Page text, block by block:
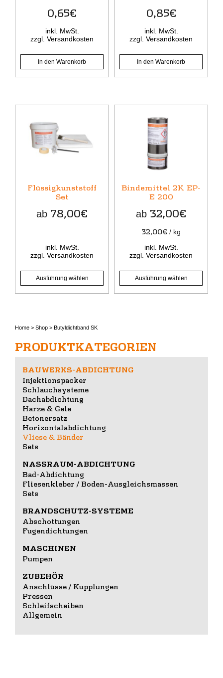
0,65€
inkl. MwSt.
zzgl. Versandkosten
In den Warenkorb
0,85€
inkl. MwSt.
zzgl. Versandkosten
In den Warenkorb
Flüssigkunststoff
Set
ab 78,00€
inkl. MwSt.
zzgl. Versandkosten
Ausführung wählen
Produkt
weist
mehrere
werden
Bindemittel 2K EP-
E 200
ab 32,00€
32,00€ / kg
inkl. MwSt.
zzgl. Versandkosten
Ausführung wählen
Varianten
Produktseite
werden
Home > Shop > Butyldichtband SK
PRODUKTKATEGORIEN
BAUWERKS-ABDICHTUNG
Injektionspacker
Schlauchsysteme
Dachabdichtung
Harze & Gele
Betonersatz
Horizontalabdichtung
Vliese & Bänder
Sets
NASSRAUM-ABDICHTUNG
Bad-Abdichtung
Fliesenkleber / Boden-Ausgleichsmassen
Sets
BRANDSCHUTZ-SYSTEME
Abschottungen
Fugendichtungen
MASCHINEN
Pumpen
ZUBEHÖR
Anschlüsse / Kupplungen
Pressen
Schleifscheiben
Allgemein